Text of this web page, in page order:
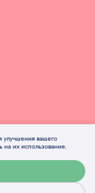
улучшения вашего
их использование.